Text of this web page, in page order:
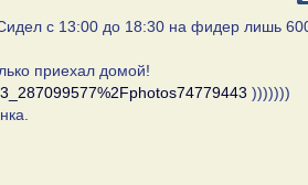
с 13:00 до 18:30 на фидер лишь
приехал домой!
)))))))